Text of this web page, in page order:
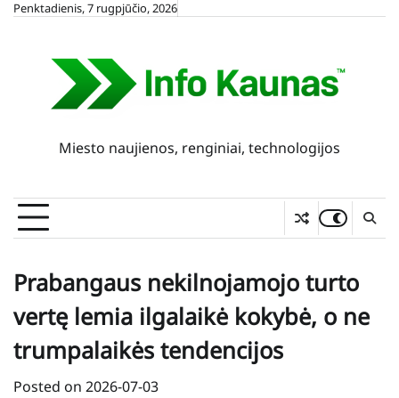
SkipPenktadienis, 7 rugpjūčio, 2026
Miesto naujienos, renginiai, technologijos
Prabangaus nekilnojamojo turto
vertę lemia ilgalaikė kokybė, o ne
trumpalaikės tendencijos
Posted on 2026-07-03